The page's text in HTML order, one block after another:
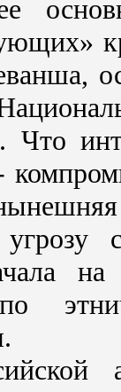
Что